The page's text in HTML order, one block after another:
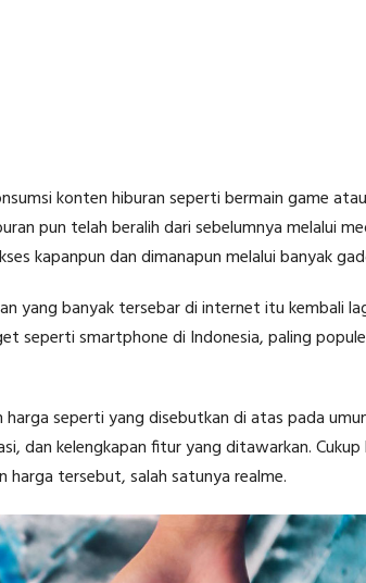
konten hiburan seperti bermain game
pun telah beralih dari sebelumnya melalui
kapanpun dan dimanapun melalui banyak
yang banyak tersebar di internet itu kembali
seperti smartphone di Indonesia, paling
seperti yang disebutkan di atas pada
dan kelengkapan fitur yang ditawarkan.
tersebut, salah satunya realme.